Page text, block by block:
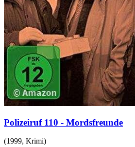
Polizeiruf 110 - Mordsfreunde
(1999, Krimi)